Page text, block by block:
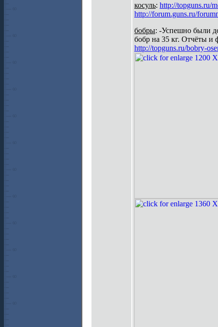
косуль: http://topguns.ru/
http://forum.guns.ru/
бобры: -Успешно были
бобр на 35 кг. Отчёты и
http://topguns.ru/bobry-